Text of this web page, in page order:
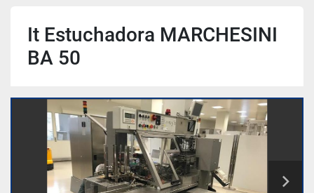
It Estuchadora MARCHESINI
BA 50